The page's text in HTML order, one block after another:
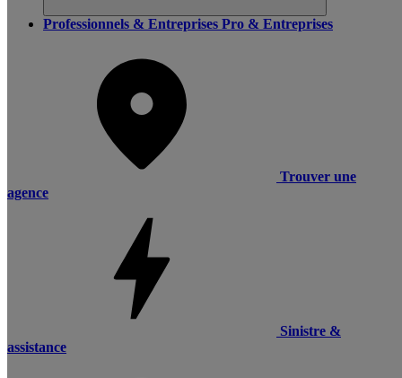
Professionnels & Entreprises Pro & Entreprises
Trouver une
agence
Sinistre &
assistance